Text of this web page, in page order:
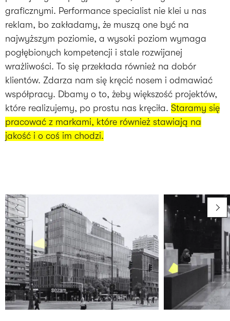
graficznymi. Performance specialist nie klei u nas
reklam, bo zakładamy, że muszą one być na
najwyższym poziomie, a wysoki poziom wymaga
pogłębionych kompetencji i stale rozwijanej
wrażliwości. To się przekłada również na dobór
klientów. Zdarza nam się kręcić nosem i odmawiać
współpracy. Dbamy o to, żeby większość projektów,
które realizujemy, po prostu nas kręciła. Staramy się
pracować z markami, które również stawiają na
jakość i o coś im chodzi.